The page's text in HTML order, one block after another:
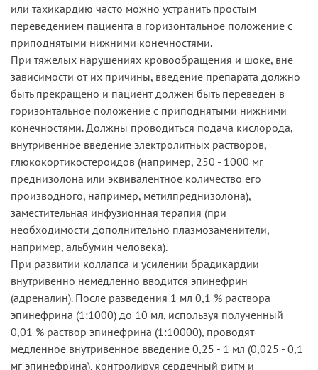
или тахикардию часто можно устранить простым
переведением пациента в горизонтальное положение с
приподнятыми нижними конечностями.
При тяжелых нарушениях кровообращения и шоке, вне
зависимости от их причины, введение препарата должно
быть прекращено и пациент должен быть переведен в
горизонтальное положение с приподнятыми нижними
конечностями. Должны проводиться подача кислорода,
внутривенное введение электролитных растворов,
глюкокортикостероидов (например, 250 - 1000 мг
преднизолона или эквивалентное количество его
производного, например, метилпреднизолона),
заместительная инфузионная терапия (при
необходимости дополнительно плазмозаменители,
например, альбумин человека).
При развитии коллапса и усилении брадикардии
внутривенно немедленно вводится эпинефрин
(адреналин). После разведения 1 мл 0,1 % раствора
эпинефрина (1:1000) до 10 мл, используя полученный
0,01 % раствор эпинефрина (1:10000), проводят
медленное внутривенное введение 0,25 - 1 мл (0,025 - 0,1
мг эпинефрина), контролируя сердечный ритм и